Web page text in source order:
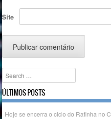
Site
Search
ÚLTIMOS POSTS
Hoje se encerra o ciclo do Rafinha no